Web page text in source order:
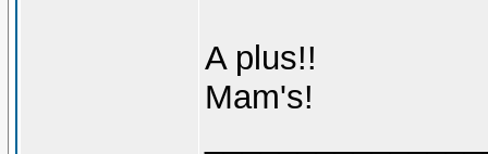
A plus!!
Mam's!